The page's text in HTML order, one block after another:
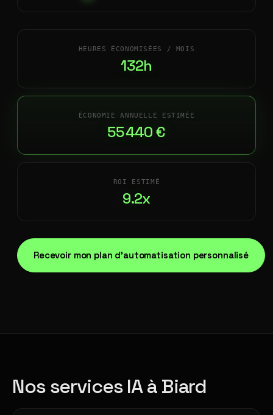
HEURES ÉCONOMISÉES / MOIS
132h
ÉCONOMIE ANNUELLE ESTIMÉE
55 440 €
ROI ESTIMÉ
9.2x
Recevoir mon plan d'automatisation personnalisé
Nos services IA à Biard